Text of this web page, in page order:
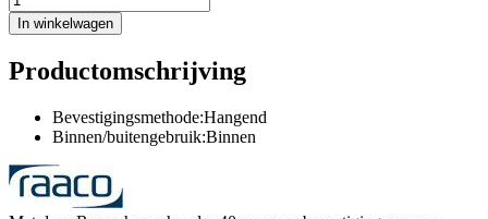
In winkelwagen
Productomschrijving
Bevestigingsmethode:Hangend
Binnen/buitengebruik:Binnen